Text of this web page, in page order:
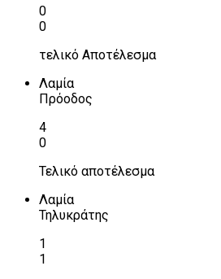
0
0
τελικό Αποτέλεσμα
Λαμία
Πρόοδος
4
0
Τελικό αποτέλεσμα
Λαμία
Τηλυκράτης
1
1